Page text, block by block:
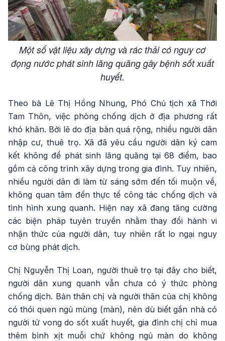
Một số vật liệu xây dựng và rác thải có nguy cơ
đọng nước phát sinh lăng quăng gây bệnh sốt xuất
huyết.
Theo bà Lê Thị Hồng Nhung, Phó Chủ tịch xã Thới
Tam Thôn, việc phòng chống dịch ở địa phương rất
khó khăn. Bởi lẽ do địa bàn quá rộng, nhiều người dân
nhập cư, thuê trọ. Xã đã yêu cầu người dân ký cam
kết không để phát sinh lăng quăng tại 68 điểm, bao
gồm cả công trình xây dựng trong gia đình. Tuy nhiên,
nhiều người dân đi làm từ sáng sớm đến tối muộn về,
không quan tâm đến thực tế công tác chống dịch và
tình hình xung quanh. Hiện nay xã đang tăng cường
các biện pháp tuyên truyền nhằm thay đổi hành vi
nhận thức của người dân, tuy nhiên rất lo ngại nguy
cơ bùng phát dịch.
Chị Nguyễn Thị Loan, người thuê trọ tại đây cho biết,
người dân xung quanh vẫn chưa có ý thức phòng
chống dịch. Bản thân chị và người thân của chị không
có thói quen ngủ mùng (màn), nên dù biết gần nhà có
người tử vong do sốt xuất huyết, gia đình chị chỉ mua
thêm bình xịt muỗi chứ không ngủ màn do không